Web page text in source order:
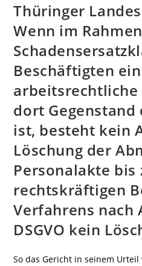
Thüringer
Wenn im
Beschäftigten
arbeitsrechtliche
dort Gegenstand
ist, besteht kein
Löschung der
Personalakte bis
rechtskräftigen
Verfahrens nach
DSGVO kein
So das Gericht in seinem Urteil